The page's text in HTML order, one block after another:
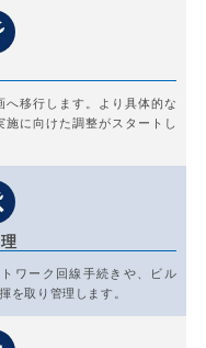
移行します。より具体的な
に向けた調整がスタートし
ワーク回線手続きや、ビル
を取り管理します。